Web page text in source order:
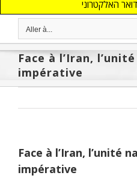
האלקטרוני
Aller à...
Face à l’Iran,
impérative
Face à l’Iran, l’unité
impérative